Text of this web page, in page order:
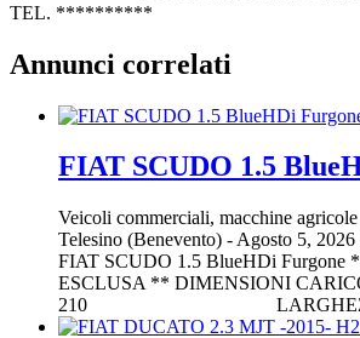
TEL. **********
Annunci correlati
FIAT SCUDO 1.5
Veicoli commerciali, macchine agricole
Telesino (Benevento) - Agosto 5, 2026
FIAT SCUDO 1.5 BlueHDi Furgone
ESCLUSA ** DIMENSIONI
210